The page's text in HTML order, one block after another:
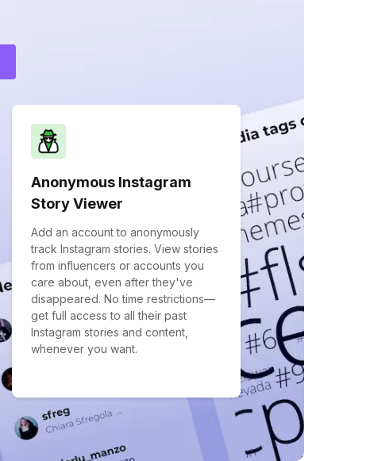
Anonymous Instagram
Story Viewer
Add an account to anonymously
track Instagram stories. View stories
from influencers or accounts you
care about, even after they've
disappeared. No time restrictions—
get full access to all their past
Instagram stories and content,
whenever you want.